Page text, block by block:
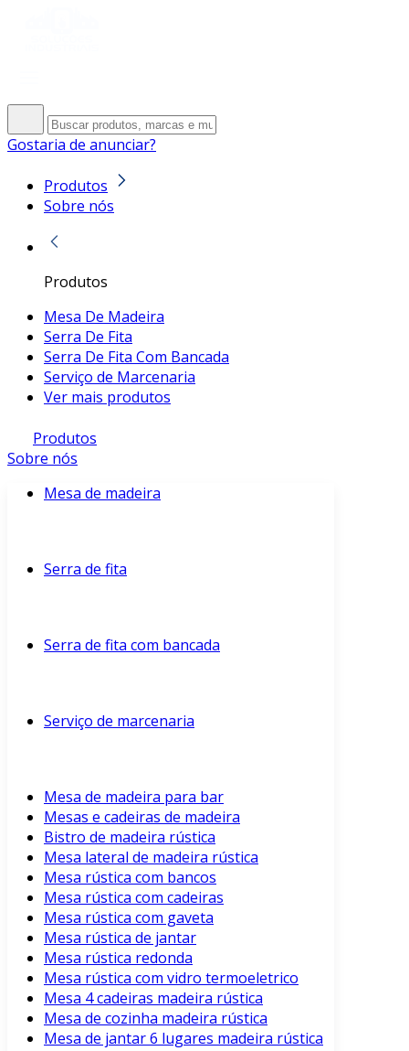
Gostaria de anunciar?
Produtos
Sobre nós
Produtos
Mesa De Madeira
Serra De Fita
Serra De Fita Com Bancada
Serviço de Marcenaria
Ver mais produtos
Produtos
Sobre nós
Mesa de madeira
Serra de fita
Serra de fita com bancada
Serviço de marcenaria
Mesa de madeira para bar
Mesas e cadeiras de madeira
Bistro de madeira rústica
Mesa lateral de madeira rústica
Mesa rústica com bancos
Mesa rústica com cadeiras
Mesa rústica com gaveta
Mesa rústica de jantar
Mesa rústica redonda
Mesa rústica com vidro termoeletrico
Mesa 4 cadeiras madeira rústica
Mesa de cozinha madeira rústica
Mesa de jantar 6 lugares madeira rústica